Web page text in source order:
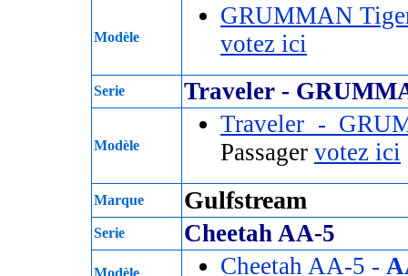
Modèle
GRUMMAN
votez ici
Serie Traveler -
Modèle
Traveler -
Passager votez ici
Marque Gulfstream
Serie Cheetah AA-5
Modèle Cheetah AA-5 -